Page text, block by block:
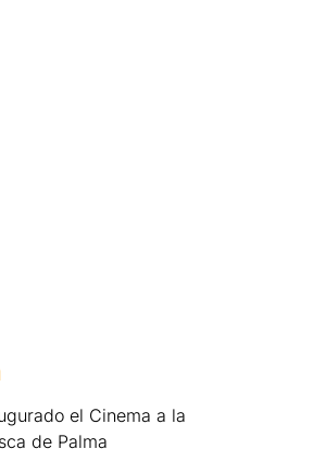
el Cinema a la
de Palma